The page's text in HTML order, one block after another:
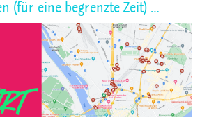
(für eine begrenzte Zeit) …